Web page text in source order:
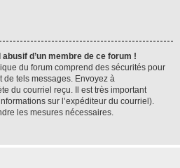
d’un membre de ce forum !
du forum comprend des sécurités pour
tels messages. Envoyez à
du courriel reçu. Il est très important
sur l’expéditeur du courriel).
les mesures nécessaires.